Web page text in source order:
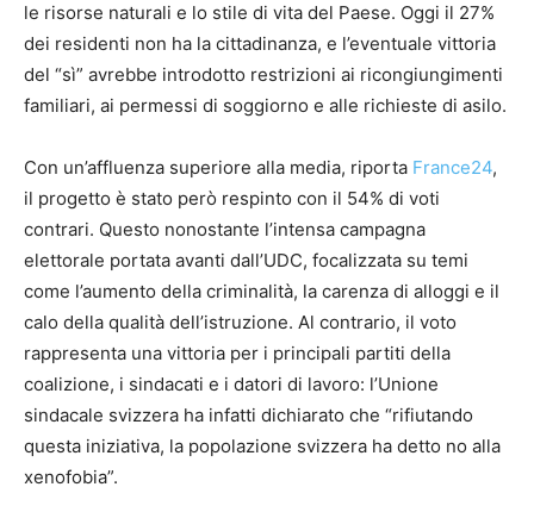
le risorse naturali e lo stile di vita del Paese. Oggi il 27%
dei residenti non ha la cittadinanza, e l’eventuale vittoria
del “sì” avrebbe introdotto restrizioni ai ricongiungimenti
familiari, ai permessi di soggiorno e alle richieste di asilo.
Con un’affluenza superiore alla media, riporta France24,
il progetto è stato però respinto con il 54% di voti
contrari. Questo nonostante l’intensa campagna
elettorale portata avanti dall’UDC, focalizzata su temi
come l’aumento della criminalità, la carenza di alloggi e il
calo della qualità dell’istruzione. Al contrario, il voto
rappresenta una vittoria per i principali partiti della
coalizione, i sindacati e i datori di lavoro: l’Unione
sindacale svizzera ha infatti dichiarato che “rifiutando
questa iniziativa, la popolazione svizzera ha detto no alla
xenofobia”.